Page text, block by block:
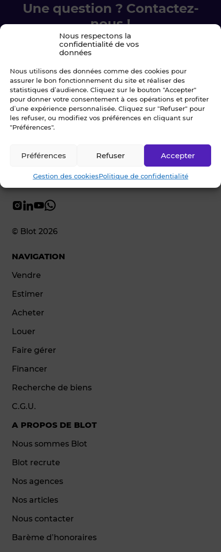
Nous respectons la
confidentialité de vos
données
Nous utilisons des données comme des cookies pour
assurer le bon fonctionnement du site et réaliser des
statistiques d’audience. Cliquez sur le bouton "Accepter"
pour donner votre consentement à ces opérations et profiter
d’une expérience personnalisée. Cliquez sur "Refuser" pour
les refuser, ou modifiez vos préférences en cliquant sur
"Préférences".
Accepter
Refuser
Préférences
Gestion des cookiesPolitique de confidentialité
Une question ? Contactez-
nous !
Chez Blot nous sommes là pour vous
Ecrivez-nous
02 99 79 33 34
© Blot 2026
NAVIGATION
Vendre
Estimer
Acheter
Louer
Faire gérer
Financer
Recherche de biens
C.G.U.
A PROPOS DE BLOT
Nous sommes Blot
Blot recrute
Nos agences
Nos articles
Nous contacter
Barème d’honoraires